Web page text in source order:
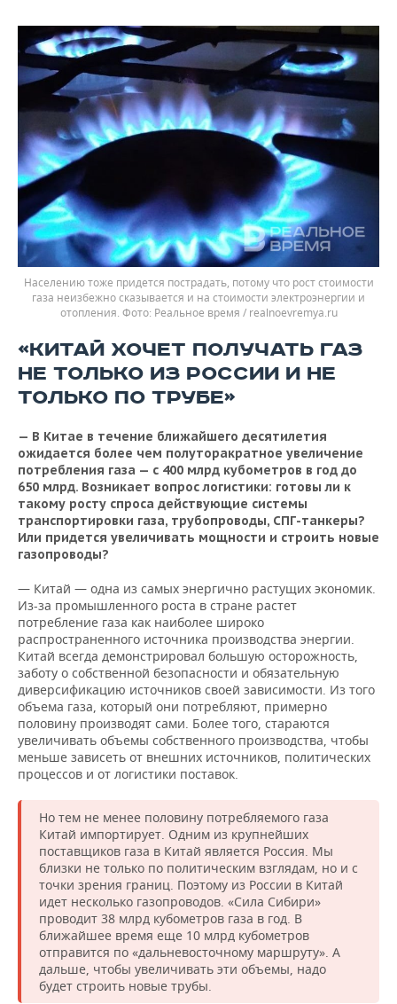
Населению тоже придется пострадать, потому что рост стоимости
газа неизбежно сказывается и на стоимости электроэнергии и
отопления.
Реальное время / realnoevremya.ru
«КИТАЙ ХОЧЕТ ПОЛУЧАТЬ ГАЗ
НЕ ТОЛЬКО ИЗ РОССИИ И НЕ
ТОЛЬКО ПО ТРУБЕ»
— В Китае в течение ближайшего десятилетия
ожидается более чем полуторакратное увеличение
потребления газа — с 400 млрд кубометров в год до
650 млрд. Возникает вопрос логистики: готовы ли к
такому росту спроса действующие системы
транспортировки газа, трубопроводы, СПГ-танкеры?
Или придется увеличивать мощности и строить новые
газопроводы?
— Китай — одна из самых энергично растущих экономик.
Из-за промышленного роста в стране растет
потребление газа как наиболее широко
распространенного источника производства энергии.
Китай всегда демонстрировал большую осторожность,
заботу о собственной безопасности и обязательную
диверсификацию источников своей зависимости. Из того
объема газа, который они потребляют, примерно
половину производят сами. Более того, стараются
увеличивать объемы собственного производства, чтобы
меньше зависеть от внешних источников, политических
процессов и от логистики поставок.
Но тем не менее половину потребляемого газа
Китай импортирует. Одним из крупнейших
поставщиков газа в Китай является Россия. Мы
близки не только по политическим взглядам, но и с
точки зрения границ. Поэтому из России в Китай
идет несколько газопроводов. «Сила Сибири»
проводит 38 млрд кубометров газа в год. В
ближайшее время еще 10 млрд кубометров
отправится по «дальневосточному маршруту». А
дальше, чтобы увеличивать эти объемы, надо
будет строить новые трубы.